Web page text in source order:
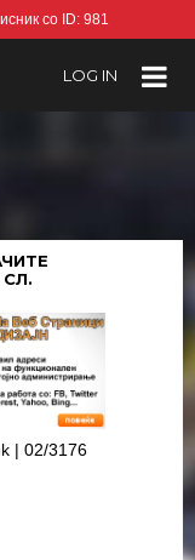
со ID: 981
LOG IN
СЛ.
| 02/3176